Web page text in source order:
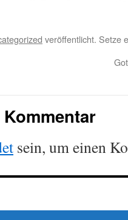
veröffentlicht. Setze
sein, um einen